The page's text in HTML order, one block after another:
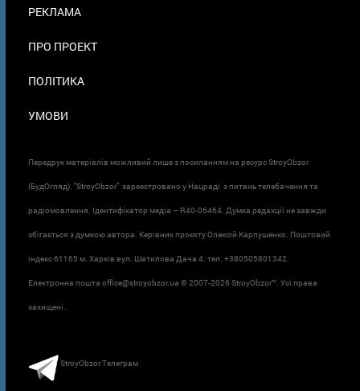
РЕКЛАМА
ПРО ПРОЕКТ
ПОЛІТИКА
УМОВИ
Передрук матеріалів можливий лише з посиланням на ресурс StroyObzor
(БудОгляд). "StroyObzor" зареєстровано у Нацраді з питань телебачення та
радіомовлення. Ідентифікатор медіа – R40-06464. Думка редакції не завжди
збігається з думкою автора. Керівник проєкту Олексій Карпушенко. Поштовий
індекс 61165 м. Харків вул. Шатилова Дача 4. тел. +380505801342.
Електронна пошта office@stroyobzor.ua © 2007-2026 StroyObzor™. Усі права
захищені.
StroyObzor Телеграм